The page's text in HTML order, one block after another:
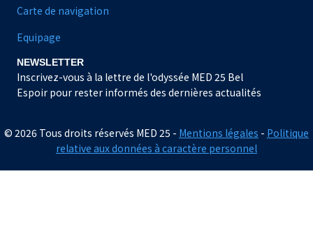
Carte de navigation
Equipage
NEWSLETTER
Inscrivez-vous à la lettre de l'odyssée MED 25 Bel
Espoir pour rester informés des dernières actualités
© 2026 Tous droits réservés MED 25 - Mentions légales - Politique
relative aux données à caractère personnel